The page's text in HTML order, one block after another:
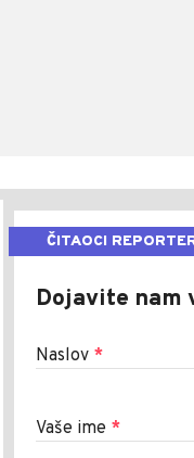
ČITAOCI
Dojavite nam
Naslov *
Vaše ime *